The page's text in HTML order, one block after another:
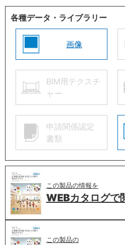
各種データ・ライブラリー
画像
BIM用テクスチ
ャー
申請関係認定
書類
この製品の情報を
WEBカタログで
この製品の